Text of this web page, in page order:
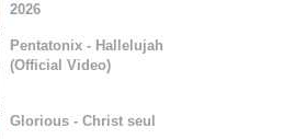
2026
Pentatonix - Hallelujah
(Official Video)
Glorious - Christ seul